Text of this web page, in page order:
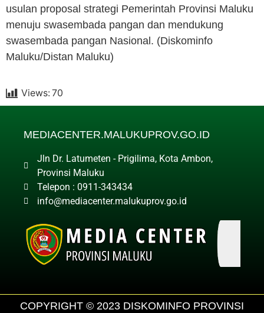
usulan proposal strategi Pemerintah Provinsi Maluku
menuju swasembada pangan dan mendukung
swasembada pangan Nasional. (Diskominfo
Maluku/Distan Maluku)
Views: 70
MEDIACENTER.MALUKUPROV.GO.ID
Jln Dr. Latumeten - Prigilima, Kota Ambon,
Provinsi Maluku
Telepon : 0911-343434
info@mediacenter.malukuprov.go.id
COPYRIGHT © 2023 DISKOMINFO PROVINSI